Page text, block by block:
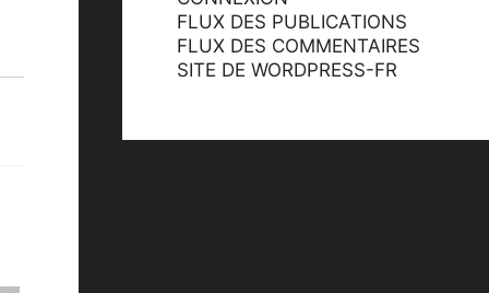
FLUX DES PUBLICATIONS
FLUX DES COMMENTAIRES
SITE DE WORDPRESS-FR